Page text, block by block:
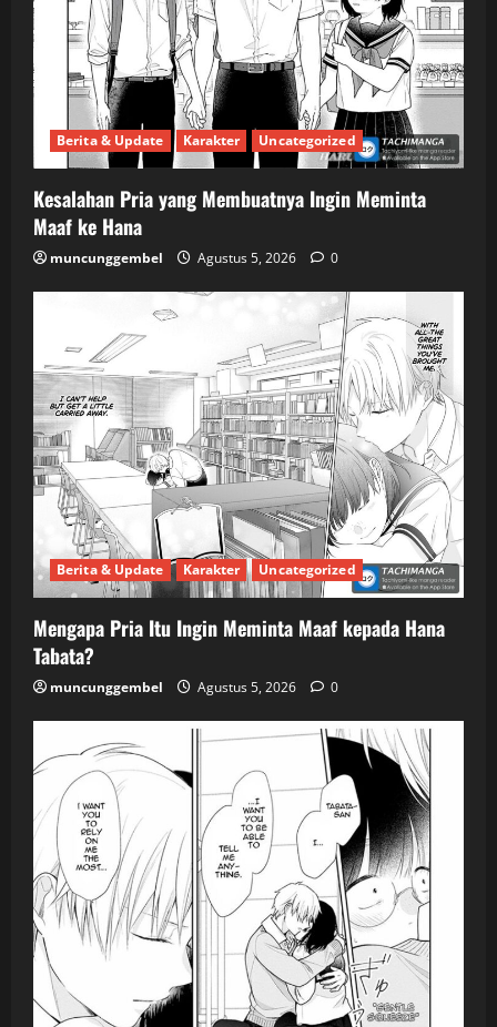
Berita & Update Karakter Uncategorized
Kesalahan Pria yang Membuatnya Ingin Meminta
Maaf ke Hana
muncunggembel Agustus 5, 2026 0
Berita & Update Karakter Uncategorized
Mengapa Pria Itu Ingin Meminta Maaf kepada Hana
Tabata?
muncunggembel Agustus 5, 2026 0